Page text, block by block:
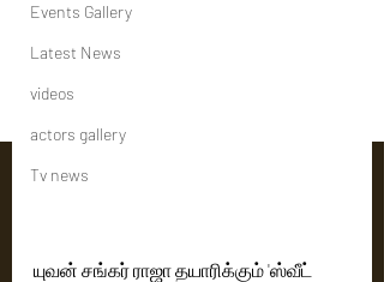
Events Gallery
Latest News
videos
actors gallery
Tv news
யுவன் சங்கர் ராஜா தயாரிக்கும் 'ஸ்வீட்